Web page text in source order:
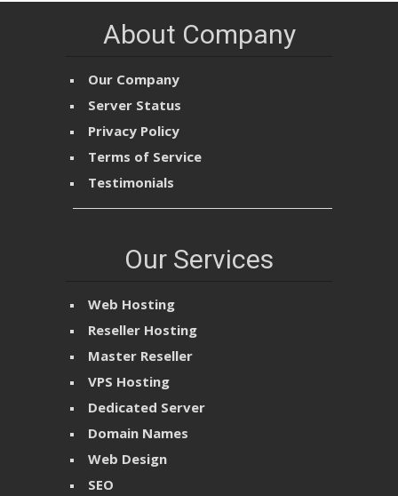
About Company
Our Company
Server Status
Privacy Policy
Terms of Service
Testimonials
Our Services
Web Hosting
Reseller Hosting
Master Reseller
VPS Hosting
Dedicated Server
Domain Names
Web Design
SEO